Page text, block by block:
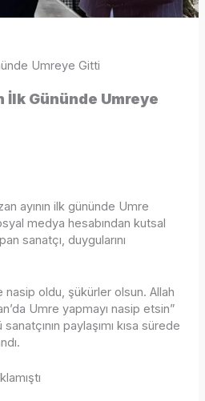
Umreye Gitti
İlk Gününde Umreye
ayının ilk gününde Umre
medya hesabından kutsal
sanatçı, duygularını
nasip oldu, şükürler olsun. Allah
Umre yapmayı nasip etsin”
paylaşımı kısa sürede